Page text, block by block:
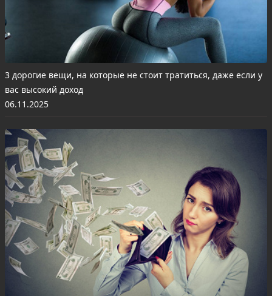
3 дорогие вещи, на которые не стоит тратиться, даже если у
вас высокий доход
06.11.2025